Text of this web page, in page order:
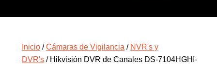
Inicio /Cámaras de Vigilancia / NVR's y
DVR's / Hikvisión DVR de Canales DS-7104HGHI-